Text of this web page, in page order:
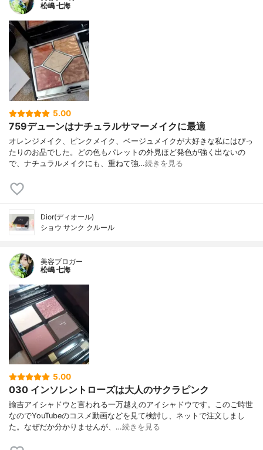
松嶋 七海
5.00
759デューンはナチュラルサマーメイクに最適
オレンジメイク、ピンクメイク、ベージュメイクが大好きな私にはぴっ
たりのお品でした。どの色もパレットの外見ほど発色が強く出ないの
で、ナチュラルメイクにも、重ねて強…続きを見る
Dior(ディオール)
ショウ サンク クルール
美容ブロガー
松嶋 七海
5.00
030 インソレントローズは大人のサクラピンク
諭吉アイシャドウと言われる一万越えのアイシャドウです。このご時世
なのでYouTubeのコスメ動画などを見て検討し、ネットで注文しまし
た。なぜだか分かりませんが、…続きを見る